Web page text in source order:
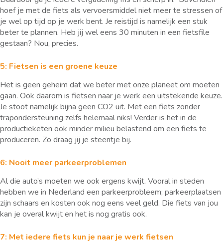
hoef je met de fiets als vervoersmiddel niet meer te stressen of
je wel op tijd op je werk bent. Je reistijd is namelijk een stuk
beter te plannen. Heb jij wel eens 30 minuten in een fietsfile
gestaan? Nou, precies.
5: Fietsen is een groene keuze
Het is geen geheim dat we beter met onze planeet om moeten
gaan. Ook daarom is fietsen naar je werk een uitstekende keuze.
Je stoot namelijk bijna geen CO2 uit. Met een fiets zonder
trapondersteuning zelfs helemaal niks! Verder is het in de
productieketen ook minder milieu belastend om een fiets te
produceren. Zo draag jij je steentje bij.
6: Nooit meer parkeerproblemen
Al die auto’s moeten we ook ergens kwijt. Vooral in steden
hebben we in Nederland een parkeerprobleem; parkeerplaatsen
zijn schaars en kosten ook nog eens veel geld. Die fiets van jou
kan je overal kwijt en het is nog gratis ook.
7: Met iedere fiets kun je naar je werk fietsen